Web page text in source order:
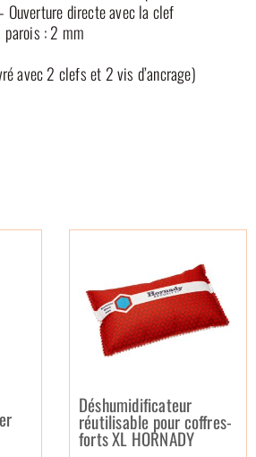
Ouverture directe avec la clef
parois : 2 mm
avec 2 clefs et 2 vis d’ancrage)
Déshumidificateur
réutilisable pour coffres-
forts XL HORNADY